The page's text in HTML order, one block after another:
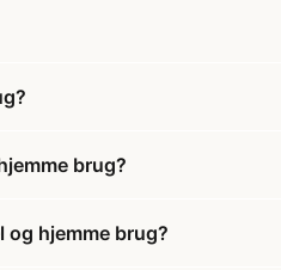
brug?
hjemme brug?